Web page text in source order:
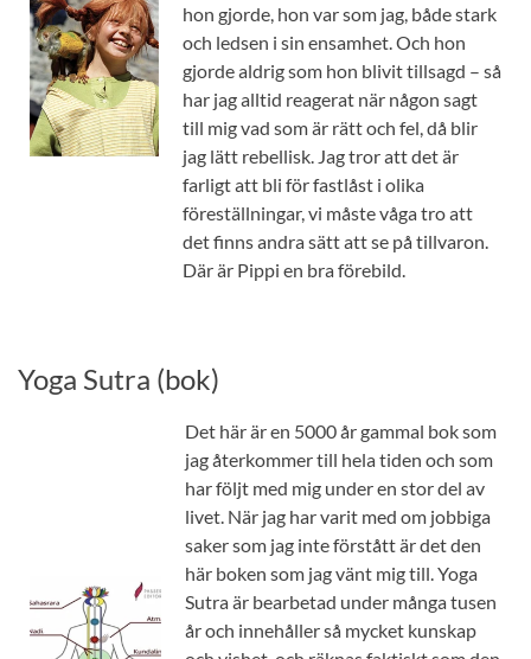
hon gjorde, hon var som jag, både stark
och ledsen i sin ensamhet. Och hon
gjorde aldrig som hon blivit tillsagd – så
har jag alltid reagerat när någon sagt
till mig vad som är rätt och fel, då blir
jag lätt rebellisk. Jag tror att det är
farligt att bli för fastlåst i olika
föreställningar, vi måste våga tro att
det finns andra sätt att se på tillvaron.
Där är Pippi en bra förebild.
Yoga Sutra (bok)
Det här är en 5000 år gammal bok som
jag återkommer till hela tiden och som
har följt med mig under en stor del av
livet. När jag har varit med om jobbiga
saker som jag inte förstått är det den
här boken som jag vänt mig till. Yoga
Sutra är bearbetad under många tusen
år och innehåller så mycket kunskap